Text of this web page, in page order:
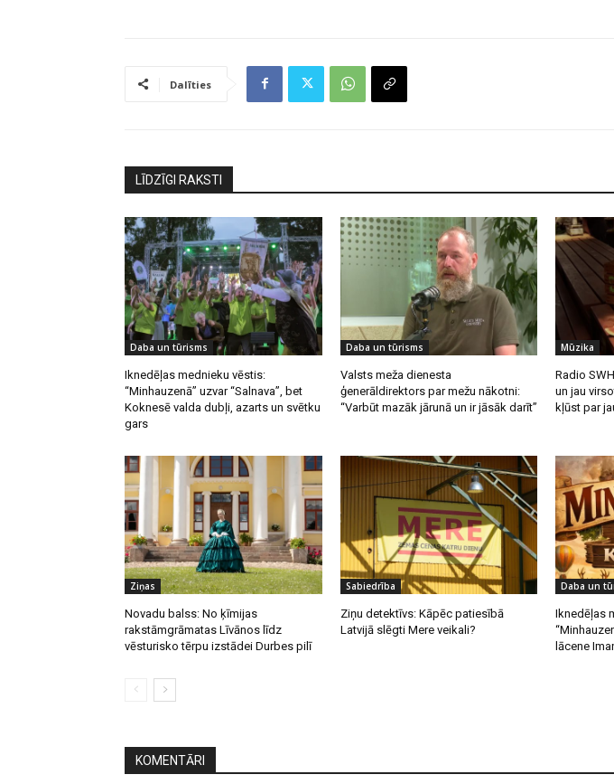
Dalīties
LĪDZĪGI RAKSTI
Daba un tūrisms
Iknedēļas mednieku vēstis:
“Minhauzenā” uzvar “Salnava”, bet
Koknesē valda dubļi, azarts un svētku
gars
Daba un tūrisms
Valsts meža dienesta
ģenerāldirektors par mežu nākotni:
“Varbūt mazāk jārunā un ir jāsāk darīt”
Mūzika
Radio
un jau
kļūst par
Ziņas
Novadu balss: No ķīmijas
rakstāmgrāmatas Līvānos līdz
vēsturisko tērpu izstādei Durbes pilī
Sabiedrība
Ziņu detektīvs: Kāpēc patiesībā
Latvijā slēgti Mere veikali?
Daba un
Iknedēļas
lācene
KOMENTĀRI